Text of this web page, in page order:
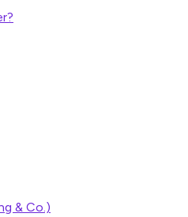
& Co.)